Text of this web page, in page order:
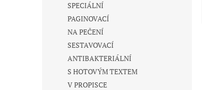
SPECIÁLNÍ
PAGINOVACÍ
NA PEČENÍ
SESTAVOVACÍ
ANTIBAKTERIÁLNÍ
S HOTOVÝM TEXTEM
V PROPISCE